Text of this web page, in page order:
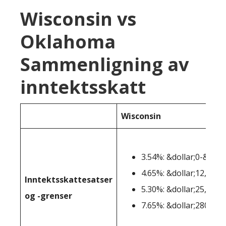
Wisconsin vs
Oklahoma
Sammenligning av
inntektsskatt
Wisconsin
Inntektsskattesatser
og -grenser
3.54%: &dollar;0-
4.65%:
5.30%:
7.65%: